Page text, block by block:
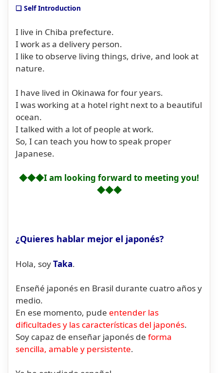
❏ Self Introduction
I live in Chiba prefecture.
I work as a delivery person.
I like to observe living things, drive, and look at
nature.
I have lived in Okinawa for four years.
I was working at a hotel right next to a beautiful
ocean.
I talked with a lot of people at work.
So, I can teach you how to speak proper
Japanese.
◆◆◆I am looking forward to meeting you!
◆◆◆
¿Quieres hablar mejor el japonés?
Hola, soyTaka.
Enseñé japonés en Brasil durante cuatro años y
medio.
En ese momento, pude entender las
dificultades y las características del japonés.
Soy capaz de enseñar japonés de forma
sencilla, amable y persistente.